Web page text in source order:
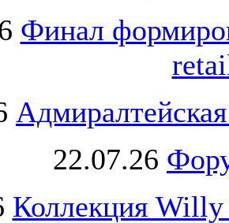
Финал
22.07.26
Коллекция Willy